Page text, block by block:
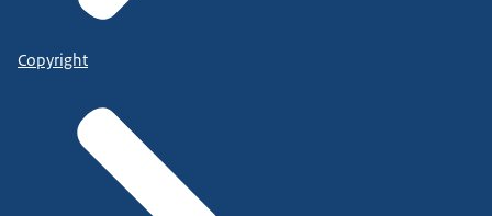
Copyright